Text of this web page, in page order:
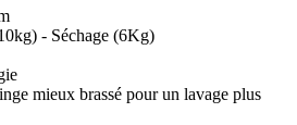
- Séchage (6Kg)
mieux brassé pour un lavage plus